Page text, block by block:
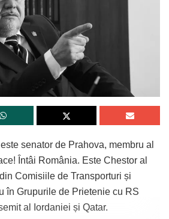
senator de Prahova, membru al
Întâi România. Este Chestor al
Comisiile de Transporturi și
în Grupurile de Prietenie cu RS
al Iordaniei și Qatar.